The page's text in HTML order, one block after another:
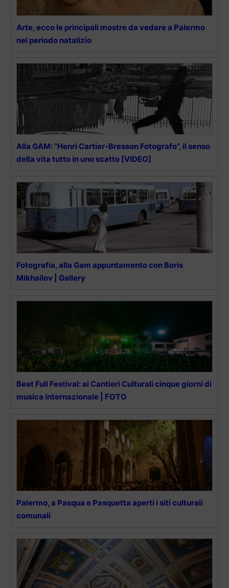
Arte, ecco le principali mostre da vedere a Palermo
nel periodo natalizio
Alla GAM: “Henri Cartier-Bresson Fotografo”, il senso
della vita tutto in uno scatto [VIDEO]
Fotografia, alla Gam appuntamento con Boris
Mikhailov | Gallery
Beat Full Festival: ai Cantieri Culturali cinque giorni di
musica internazionale | FOTO
Palermo, a Pasqua e Pasquetta aperti i siti culturali
comunali